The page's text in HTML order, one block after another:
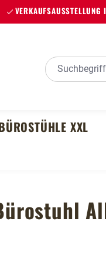
VERKAUFSAUSSTELLUNG
XXL